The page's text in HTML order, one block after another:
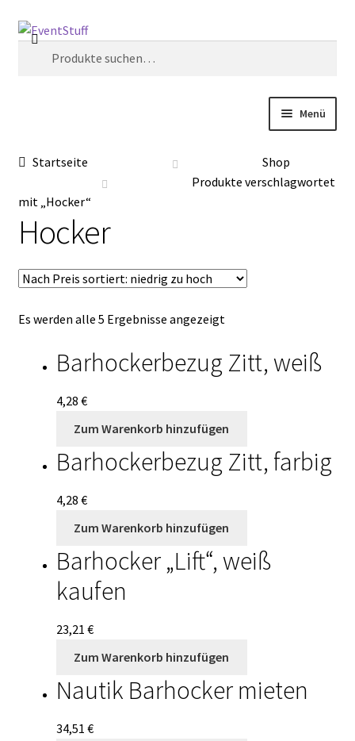
Zur
Navigation
Zum
Inhalt
Suche
Suche
Menü
Anfrage
Blog
Datenschutzbelehrung
Impressum
Sample Page
Shop
Widerrufsbelehrung
Zahlungsarten
Startseite
Shop
Produkte verschlagwortet
mit „Hocker“
Hocker
Es werden alle 5 Ergebnisse angezeigt
Barhockerbezug Zitt, weiß
4,28 €
Zum Warenkorb hinzufügen
Barhockerbezug Zitt, farbig
4,28 €
Zum Warenkorb hinzufügen
Barhocker „Lift“, weiß
kaufen
23,21 €
Zum Warenkorb hinzufügen
Nautik Barhocker mieten
34,51 €